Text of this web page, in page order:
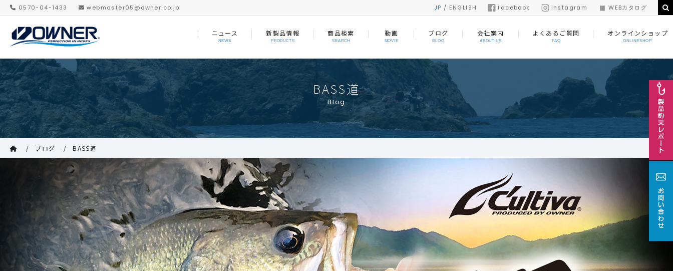
0570-04-1433 webmaster05@owner.co.jp JP / ENGLISH facebook instagram WEBカタログ
ニュース
NEWS
新製品情報
PRODUCTS
商品検索
SEARCH
動画
MOVIE
ブログ
BLOG
会社案内
ABOUT US
よくあるご質問
FAQ
オンラインショップ
ONLINESHOP
BASS道
Blog
ブログ BASS道